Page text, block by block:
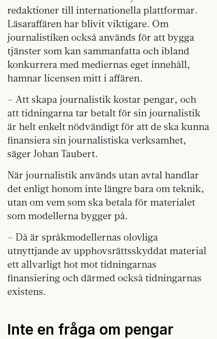
redaktioner till internationella plattformar.
Läsaraffären har blivit viktigare. Om
journalistiken också används för att bygga
tjänster som kan sammanfatta och ibland
konkurrera med mediernas eget innehåll,
hamnar licensen mitt i affären.
– Att skapa journalistik kostar pengar, och
att tidningarna tar betalt för sin journalistik
är helt enkelt nödvändigt för att de ska kunna
finansiera sin journalistiska verksamhet,
säger Johan Taubert.
När journalistik används utan avtal handlar
det enligt honom inte längre bara om teknik,
utan om vem som ska betala för materialet
som modellerna bygger på.
– Då är språkmodellernas olovliga
utnyttjande av upphovsrättsskyddat material
ett allvarligt hot mot tidningarnas
finansiering och därmed också tidningarnas
existens.
Inte en fråga om pengar